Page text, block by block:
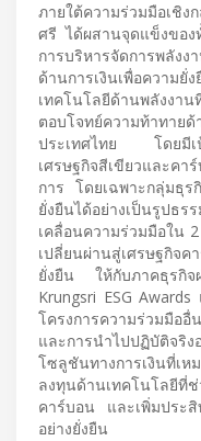
ภายใต้ความร่วมมือเชิ
ศรี ได้ผสานจุดแข็งขอ
การบริหารจัดการพลังง
ด้านการเงินเพื่อความ
เทคโนโลยีด้านพลังงา
ตอบโจทย์ความท้าทาย
ประเทศไทย โดยมีเป้
เศรษฐกิจสีเขียวและค
การ โดยเฉพาะกลุ่มธุร
ยั่งยืนได้อย่างเป็นรูป
เคลื่อนความร่วมมือใน
เปลี่ยนผ่านสู่เศรษฐกิจ
ยั่งยืน ให้กับภาคธุรกิจ
Krungsri ESG
โครงการความร่วมมืออื่
และการนำไปปฏิบัติจริ
โซลูชันทางการเงินที่
ลงทุนด้านเทคโนโลยี
คาร์บอน และเพิ่มประสิ
อย่างยั่งยืน